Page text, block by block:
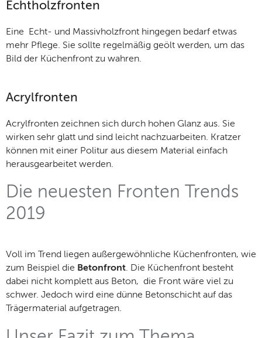
Echtholzfronten
Eine Echt- und Massivholzfront hingegen bedarf etwas
mehr Pflege. Sie sollte regelmäßig geölt werden, um das
Bild der Küchenfront zu wahren.
Acrylfronten
Acrylfronten zeichnen sich durch hohen Glanz aus. Sie
wirken sehr glatt und sind leicht nachzuarbeiten. Kratzer
können mit einer Politur aus diesem Material einfach
herausgearbeitet werden.
Die neuesten Fronten Trends
2019
Voll im Trend liegen außergewöhnliche Küchenfronten, wie
zum Beispiel die Betonfront. Die Küchenfront besteht
dabei nicht komplett aus Beton, die Front wäre viel zu
schwer. Jedoch wird eine dünne Betonschicht auf das
Trägermaterial aufgetragen.